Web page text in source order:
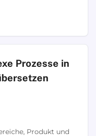
Prozesse in
Produkt und